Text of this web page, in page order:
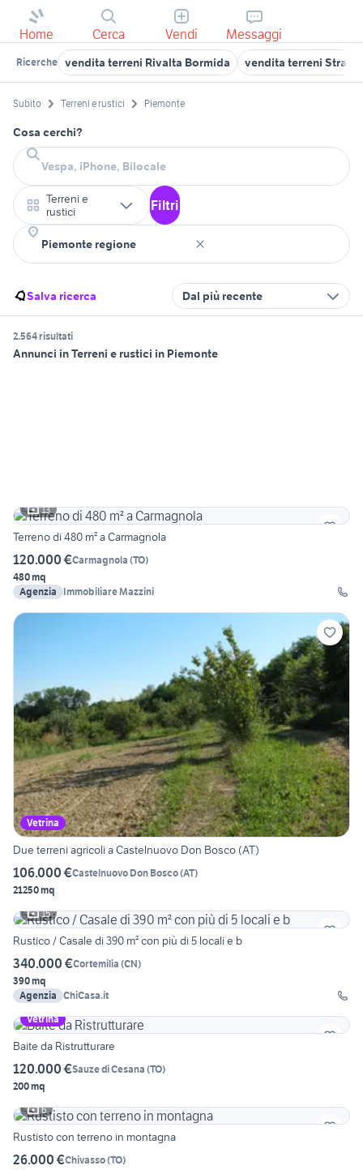
Home Cerca Vendi Messaggi
Ricerche vendita terreni Rivalta Bormida vendita terreni
Subito Terreni e rustici Piemonte
Cosa cerchi?
Terreni e
rustici
Filtri
Salva ricerca Dal più recente
2.564 risultati
Annunci in Terreni e rustici in Piemonte
13
Terreno di 480 m² a Carmagnola
120.000 €Carmagnola (TO)
480 mq
Agenzia
Immobiliare Mazzini
Vetrina
Due terreni agricoli a Castelnuovo Don Bosco (AT)
106.000 €Castelnuovo Don Bosco(AT)
21250 mq
15
Rustico / Casale di 390 m² con più di 5 locali e b
340.000 €Cortemilia (CN)
390 mq
Agenzia ChiCasa.it
Vetrina
Baite da Ristrutturare
120.000 €Sauze di Cesana (TO)
200 mq
6
Rustisto con terreno in montagna
26.000 €Chivasso(TO)